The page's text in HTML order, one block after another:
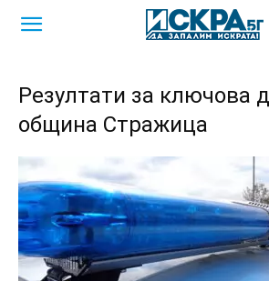
Резултати за ключова
община Стражица